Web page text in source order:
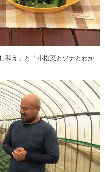
和え」と「小松菜とツナとわか